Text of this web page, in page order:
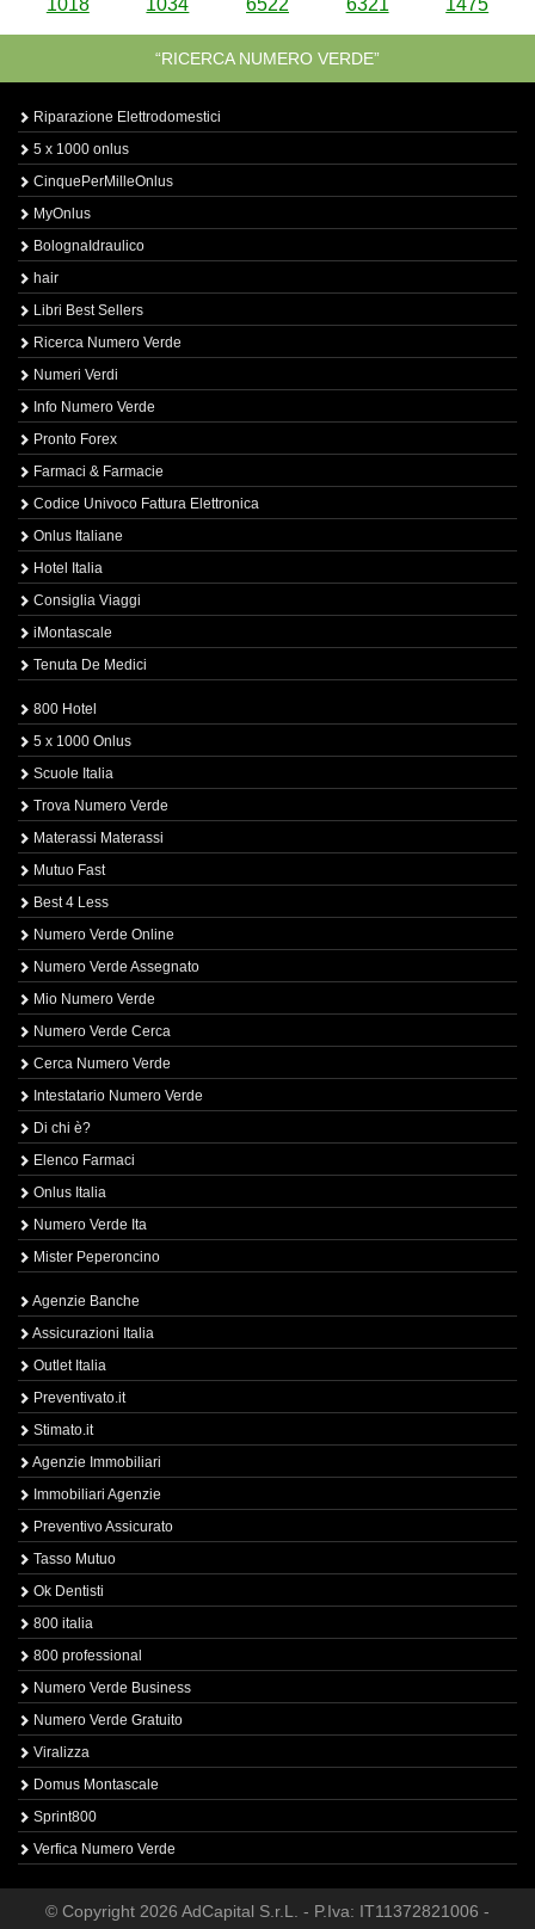
1018 1034 6522 6321 1475
“RICERCA NUMERO VERDE”
Riparazione Elettrodomestici
5 x 1000 onlus
CinquePerMilleOnlus
MyOnlus
BolognaIdraulico
hair
Libri Best Sellers
Ricerca Numero Verde
Numeri Verdi
Info Numero Verde
Pronto Forex
Farmaci & Farmacie
Codice Univoco Fattura Elettronica
Onlus Italiane
Hotel Italia
Consiglia Viaggi
iMontascale
Tenuta De Medici
800 Hotel
5 x 1000 Onlus
Scuole Italia
Trova Numero Verde
Materassi Materassi
Mutuo Fast
Best 4 Less
Numero Verde Online
Numero Verde Assegnato
Mio Numero Verde
Numero Verde Cerca
Cerca Numero Verde
Intestatario Numero Verde
Di chi è?
Elenco Farmaci
Onlus Italia
Numero Verde Ita
Mister Peperoncino
Agenzie Banche
Assicurazioni Italia
Outlet Italia
Preventivato.it
Stimato.it
Agenzie Immobiliari
Immobiliari Agenzie
Preventivo Assicurato
Tasso Mutuo
Ok Dentisti
800 italia
800 professional
Numero Verde Business
Numero Verde Gratuito
Viralizza
Domus Montascale
Sprint800
Verfica Numero Verde
© Copyright 2026 AdCapital S.r.L. - P.Iva: IT11372821006 -